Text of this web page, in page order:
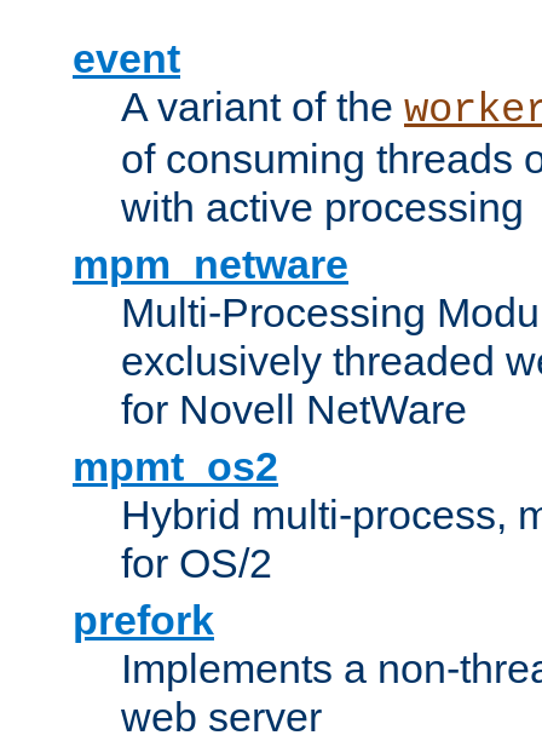
event
A variant of the
of consuming threads
with active processing
mpm_netware
Multi-Processing
exclusively threaded
for Novell NetWare
mpmt_os2
Hybrid multi-process,
for OS/2
prefork
Implements a non-
web server